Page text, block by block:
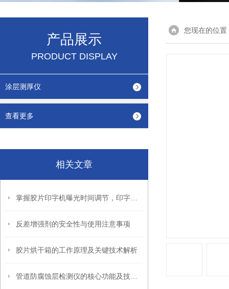
产品展示
PRODUCT DISPLAY
涂层测厚仪
查看更多
相关文章
反差增强剂的安全性与使用注意事项
胶片烘干箱的工作原理及关键技术解析
您现在的位置